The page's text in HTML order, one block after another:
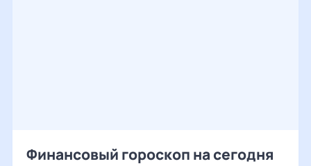
Финансовый гороскоп на сегодня